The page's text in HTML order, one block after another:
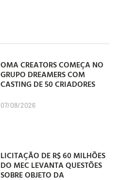
OMA CREATORS COMEÇA NO
GRUPO DREAMERS COM
CASTING DE 50 CRIADORES
07/08/2026
LICITAÇÃO DE R$ 60 MILHÕES
DO MEC LEVANTA QUESTÕES
SOBRE OBJETO DA